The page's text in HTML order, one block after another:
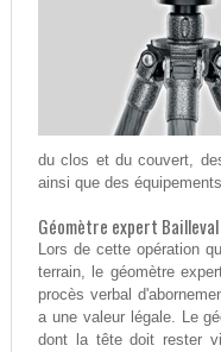
du clos et du couvert,
ainsi que des
Géomètre expert
Lors de cette opération
terrain, le géomètre
procès verbal
a une valeur légale. Le
dont la tête doit rester